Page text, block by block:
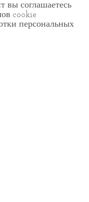
вы соглашаетесь
cookie
персональных